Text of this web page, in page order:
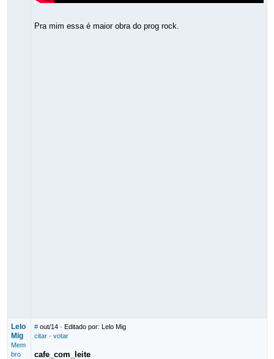
Pra mim essa é maior obra do prog rock.
Lelo
Mig
Mem
bro
# out/14· Editado por: Lelo Mig
citar· votar
cafe_com_leite